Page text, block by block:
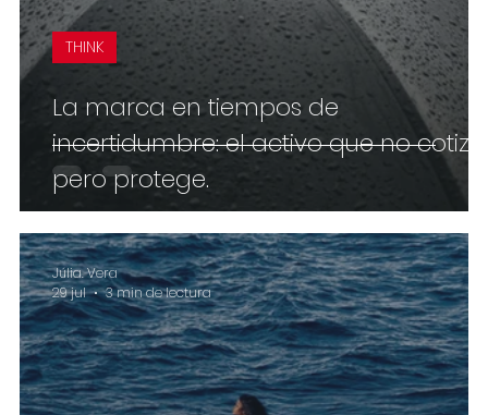
La marca en tiempos de
incertidumbre: el activo que no cotiza
pero protege.
THINK
Júlia. Vera
29 jul
3 min de lectura